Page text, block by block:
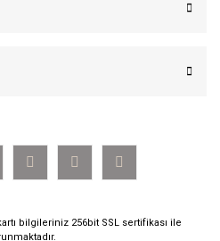
bilgileriniz 256bit SSL sertifikası ile